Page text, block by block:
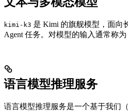
kimi-k3 是 Kimi 的旗舰模型，面向
Agent 任务。对模型的输入通常称
语言模型推理服务
语言模型推理服务是一个基于我们